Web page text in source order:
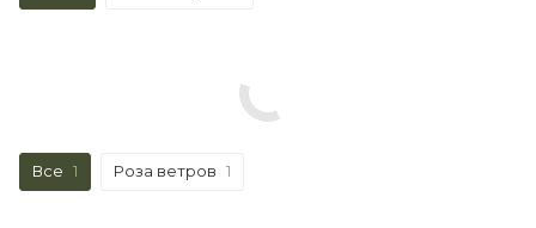
Все 1 Роза ветров 1